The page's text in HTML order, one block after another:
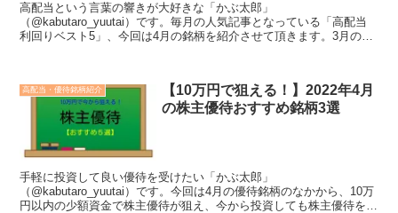
高配当という言葉の響きが大好きな「かぶ太郎」
（@kabutaro_yuutai）です。毎月の人気記事となっている「高配当
利回りベスト5」、今回は4月の銘柄を紹介させて頂きます。3月の決
高配当・優待銘柄紹介
【10万円で狙える！】2022年4月
の株主優待おすすめ銘柄3選
手軽に投資して良い優待を受けたい「かぶ太郎」
（@kabutaro_yuutai）です。今回は4月の優待銘柄のなかから、10万
円以内の少額資金で株主優待が狙え、今から投資しても株主優待を狙